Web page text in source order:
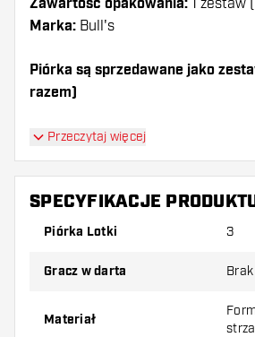
Zawartość opakowania: 1 zestaw
Marka: Bull's
Piórka są sprzedawane jako
razem)
Dartshopper tip!
Upewnij się, że masz pod ręką
shaftów. Mogą one zostać
Wypróbuj inny kształt, materiał
najbardziej Ci odpowiada!
Przeczytaj więcej
SPECYFIKACJE
Piórka Lotki 3
Gracz w darta Brak
Materiał